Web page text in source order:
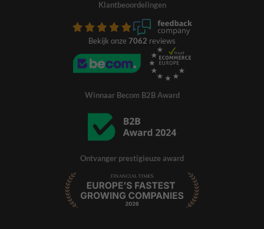
Klantbeoordelingen
Bekijk onze 7062 reviews
Winnaar Becom B2B Award
Ontvanger prestigieuze award